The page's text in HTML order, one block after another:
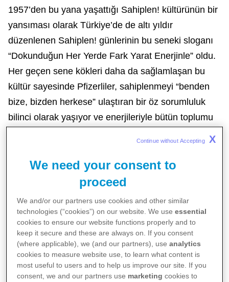
1957’den bu yana yaşattığı Sahiplen! kültürünün bir
yansıması olarak Türkiye’de de altı yıldır
düzenlenen Sahiplen! günlerinin bu seneki sloganı
“Dokunduğun Her Yerde Fark Yarat Enerjinle” oldu.
Her geçen sene kökleri daha da sağlamlaşan bu
kültür sayesinde Pfizerliler, sahiplenmeyi “benden
bize, bizden herkese” ulaştıran bir öz sorumluluk
bilinci olarak yaşıyor ve enerjileriyle bütün toplumu
kapsamında her yıl sadece şirket ve çalışanlarının
değil, şirketin içinde bulunduğu toplumun da
kurumsal sosyal sorumluluk bilinci 7’den 70’e
paylaşılıyor ve yaşatılıyor.
We need your consent to
proceed
We and/or our partners use cookies and other similar
technologies (“cookies”) on our website. We useessential
cookies to ensure our website functions properly and to
keep it secure and these are always on. If you consent
(where applicable), we (and our partners), useanalytics
cookies to measure website use, to learn what content is
most useful to users and to help us improve our site. If you
consent, we and our partners use marketing cookies to
Continue without Accepting X